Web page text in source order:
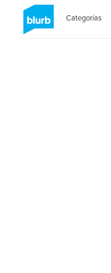
Categorías